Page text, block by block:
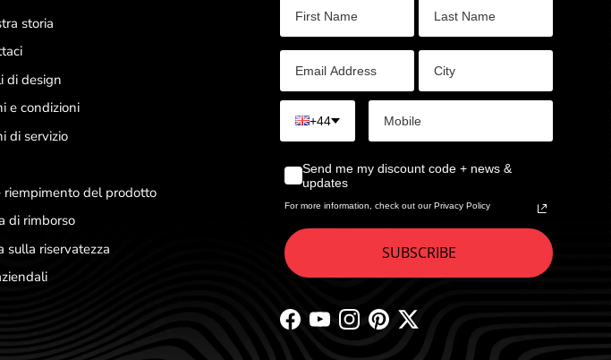
storia
di design
e condizioni
di servizio
riempimento del prodotto
di rimborso
sulla riservatezza
+44
Send me my discount code + news &
updates
For more information, check out our Privacy Policy
SUBSCRIBE
Facebook
YouTubeInstagram
PinterestTwitter